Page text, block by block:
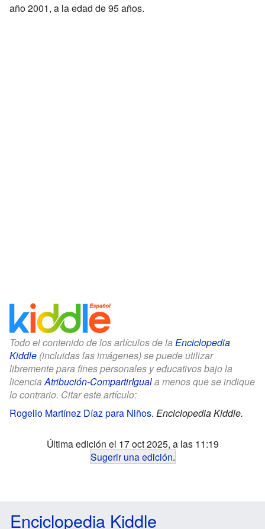
año 2001, a la edad de 95 años.
Todo el contenido de los artículos de la Enciclopedia
Kiddle (incluidas las imágenes) se puede utilizar
libremente para fines personales y educativos bajo la
licenciaAtribución-CompartirIguala menos que se indique
lo contrario. Citar este artículo:
Rogelio Martínez Díaz para Niños. Enciclopedia Kiddle.
Última edición el 17 oct 2025, a las 11:19
Sugerir una edición.
Enciclopedia Kiddle